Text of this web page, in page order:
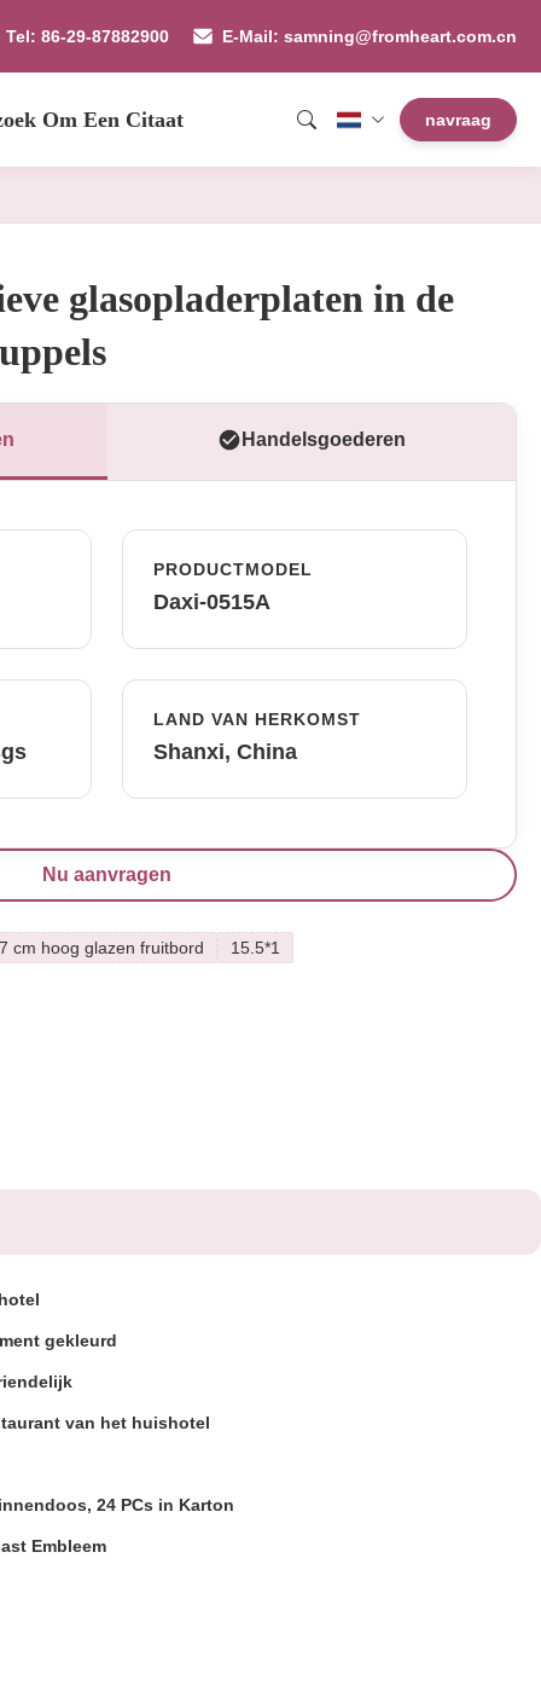
Tel: 86-29-87882900 E-Mail: samning@fromheart.com.cn
Om Een Citaat navraag
glasopladerplaten in de
Handelsgoederen
PRODUCTMODEL
Daxi-0515A
LAND VAN HERKOMST
Shanxi, China
Nu aanvragen
7 cm hoog glazen fruitbord 15.5*1
gekleurd
van het huishotel
24 PCs in Karton
Embleem